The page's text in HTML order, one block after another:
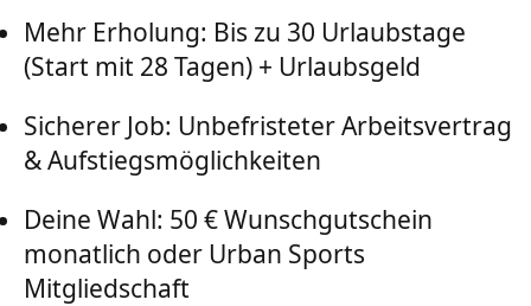
Mehr Erholung: Bis zu 30 Urlaubstage
(Start mit 28 Tagen) + Urlaubsgeld
Sicherer Job: Unbefristeter Arbeitsvertrag
& Aufstiegsmöglichkeiten
Deine Wahl: 50 € Wunschgutschein
monatlich oder Urban Sports
Mitgliedschaft